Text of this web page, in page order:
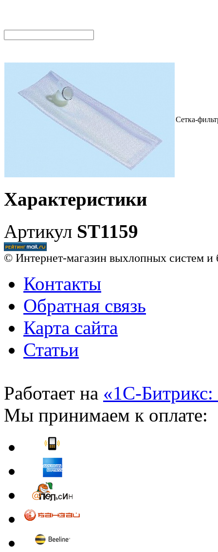
Сетка-
Характеристики
Артикул ST1159
© Интернет-магазин выхлопных систем и
Контакты
Обратная связь
Карта сайта
Статьи
Работает на «1С-Битрикс:
Мы принимаем к оплате: